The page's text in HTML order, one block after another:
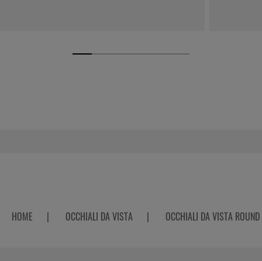
HOME | OCCHIALI DA VISTA | OCCHIALI DA VISTA ROUND